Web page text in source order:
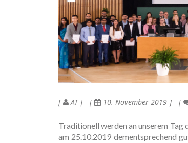
AT 10. November 2019
Traditionell werden an unserem
am 25.10.2019 dementsprechend